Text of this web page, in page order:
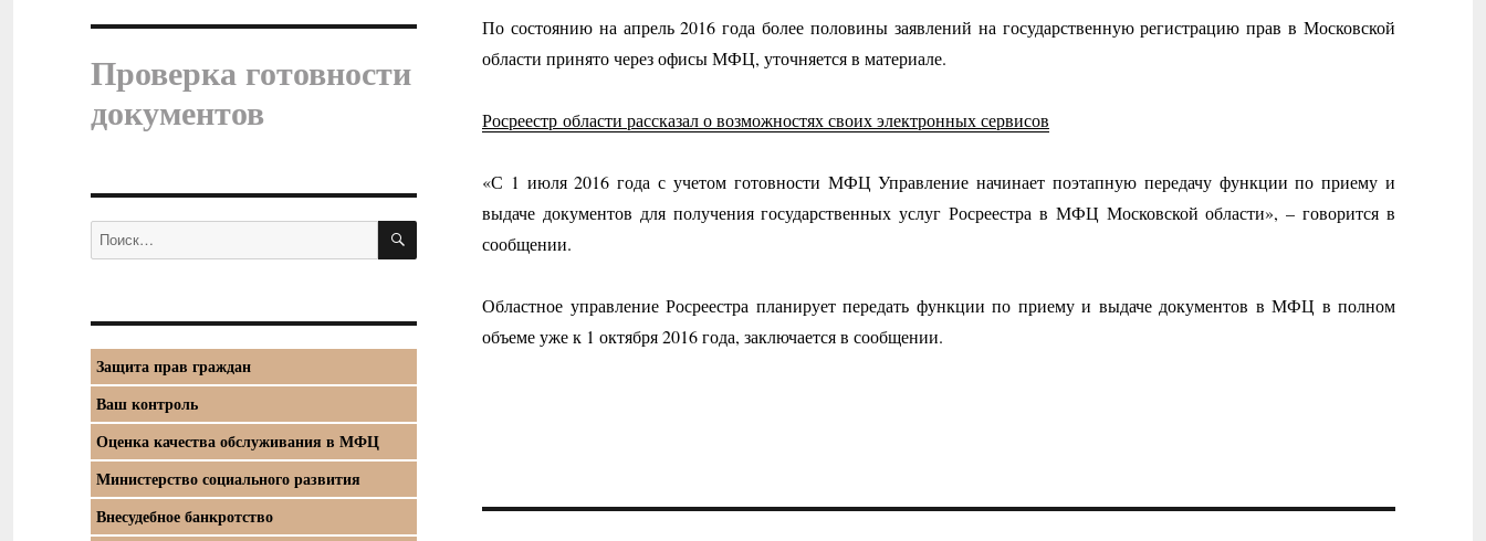
По состоянию на апрель 2016 года более половины заявлений на государственную регистрацию прав в Московской
области принято через офисы МФЦ, уточняется в материале.
Росреестр области рассказал о возможностях своих электронных сервисов
«С 1 июля 2016 года с учетом готовности МФЦ Управление начинает поэтапную передачу функции по приему и
выдаче документов для получения государственных услуг Росреестра в МФЦ Московской области», – говорится в
сообщении.
Областное управление Росреестра планирует передать функции по приему и выдаче документов в МФЦ в полном
объеме уже к 1 октября 2016 года, заключается в сообщении.
Проверка готовности
документов
Искать: ПОИСК
Защита прав граждан
Ваш контроль
Оценка качества обслуживания в МФЦ
Министерство социального развития
Внесудебное банкротство